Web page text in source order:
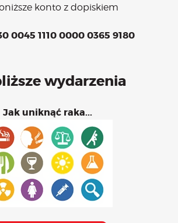
konto z dopiskiem
0045 1110 0000 0365 9180
wydarzenia
Jak uniknąć raka...
Ciało
Uśmiechnij się!
Media
Filmy
Galeria
„Bądź” w mediach
Kontakt